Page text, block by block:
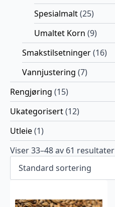
Spesialmalt(25)
Umaltet Korn (9)
Smakstilsetninger(16)
Vannjustering (7)
Rengjøring (15)
Ukategorisert(12)
Utleie(1)
Viser 33–48 av 61 resultater